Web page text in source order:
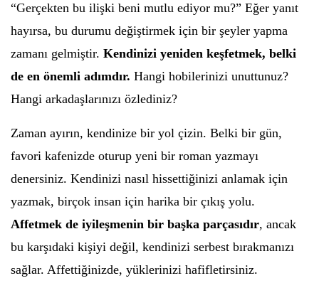
“Gerçekten bu ilişki beni mutlu ediyor mu?” Eğer yanıt
hayırsa, bu durumu değiştirmek için bir şeyler yapma
zamanı gelmiştir. Kendinizi yeniden keşfetmek, belki
de en önemli adımdır. Hangi hobilerinizi unuttunuz?
Hangi arkadaşlarınızı özlediniz?
Zaman ayırın, kendinize bir yol çizin. Belki bir gün,
favori kafenizde oturup yeni bir roman yazmayı
denersiniz. Kendinizi nasıl hissettiğinizi anlamak için
yazmak, birçok insan için harika bir çıkış yolu.
Affetmek de iyileşmenin bir başka parçasıdır, ancak
bu karşıdaki kişiyi değil, kendinizi serbest bırakmanızı
sağlar. Affettiğinizde, yüklerinizi hafifletirsiniz.